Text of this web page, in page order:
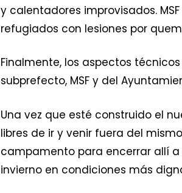
y calentadores improvisados.
refugiados con lesiones por
Finalmente, los aspectos
subprefecto, MSF y del
Una vez que esté construido el
libres de ir y venir fuera del
campamento para encerrar allí
invierno en condiciones más